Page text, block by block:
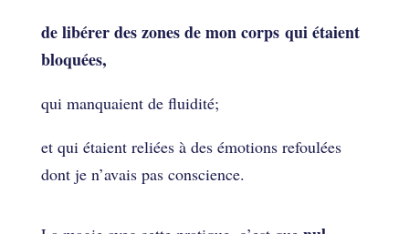
de libérer des zones de mon corps qui étaient
bloquées,
qui manquaient de fluidité;
et qui étaient reliées à des émotions refoulées
dont je n’avais pas conscience.